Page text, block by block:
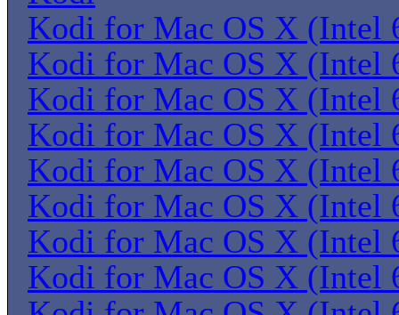
Kodi for Mac OS X (Intel
Kodi for Mac OS X (Intel
Kodi for Mac OS X (Intel
Kodi for Mac OS X (Intel
Kodi for Mac OS X (Intel
Kodi for Mac OS X (Intel
Kodi for Mac OS X (Intel
Kodi for Mac OS X (Intel